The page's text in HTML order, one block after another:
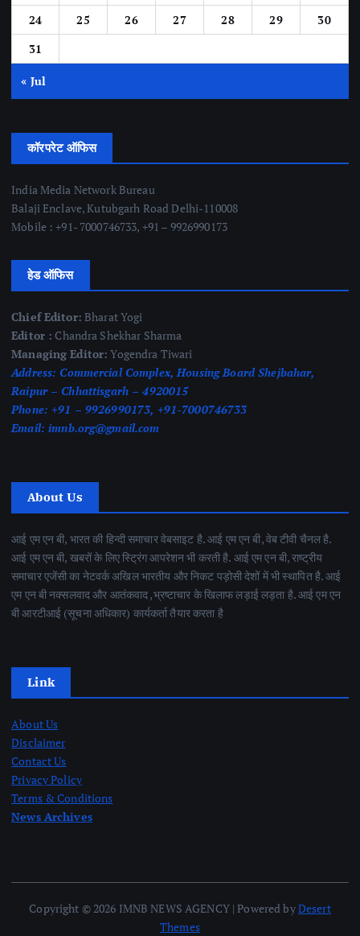
24
25 26 27 28 29
30
31
« Jul
कॉरपरेट ऑफिस
India Media Network Bureau
Balaji Enclave, Kutubgarh Road Delhi-110008
Mobile : +91- 7000746733, +91 – 9926990173
हेड ऑफिस
Chief Editor: Bharat Yogi
Editor : Chandra Shekhar Sharma
Managing Editor: Yogendra Tiwari
Address: Commercial Complex, Housing Board Shejbahar,
Raipur – Chhattisgarh – 4920015
Phone: +91 – 9926990173, +91-7000746733
Email: imnb.org@gmail.com
About Us
आई एम एन बी, भारत की हिन्दी समाचार वेबसाइट है. आई एम एन बी, वेब टीवी चैनल है.
आई एम एन बी, खबरों के लिए स्ट्रिंग आपरेशन भी करती है. आई एम एन बी, राष्ट्रीय
समाचार एजेंसी का नेटवर्क अखिल भारतीय और निकट पड़ोसी देशों में भी स्थापित है. आई
एम एन बी नक्सलवाद और आतंकवाद ,भ्रष्टाचार के खिलाफ लड़ाई लड़ता है. आई एम एन
बी आरटीआई (सूचना अधिकार) कार्यकर्ता तैयार करता है
Link
About Us
Disclaimer
Contact Us
Privacy Policy
Terms & Conditions
News Archives
Copyright © 2026 IMNB NEWS AGENCY | Powered byDesert
Themes